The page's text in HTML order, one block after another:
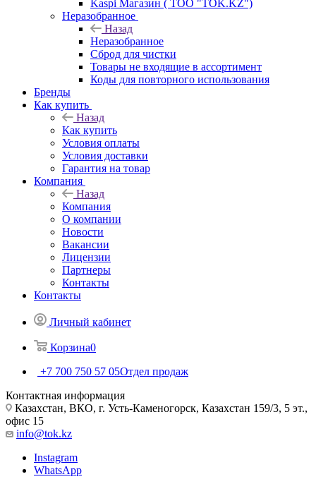
Kaspi Магазин ( ТОО "TOK.KZ")
Неразобранное
Назад
Неразобранное
Сброд для чистки
Товары не входящие в ассортимент
Коды для повторного использования
Бренды
Как купить
Назад
Как купить
Условия оплаты
Условия доставки
Гарантия на товар
Компания
Назад
Компания
О компании
Новости
Вакансии
Лицензии
Партнеры
Контакты
Контакты
Личный кабинет
Корзина0
+7 700 750 57 05Отдел продаж
Контактная информация
Казахстан, ВКО, г. Усть-Каменогорск, Казахстан 159/3, 5 эт.,
офис 15
info@tok.kz
Instagram
WhatsApp